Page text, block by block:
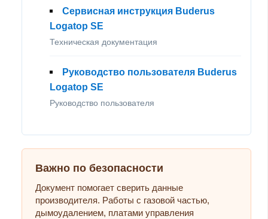
Сервисная инструкция Buderus
Logatop SE
Техническая документация
Руководство пользователя Buderus
Logatop SE
Руководство пользователя
Важно по безопасности
Документ помогает сверить данные
производителя. Работы с газовой частью,
дымоудалением, платами управления